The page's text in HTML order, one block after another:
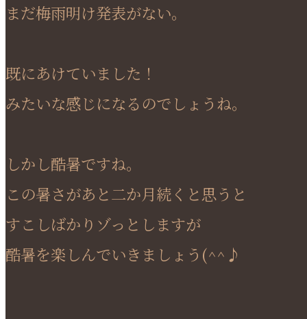
まだ梅雨明け発表がない。
既にあけていました！
みたいな感じになるのでしょうね。
しかし酷暑ですね。
この暑さがあと二か月続くと思うと
すこしばかりゾっとしますが
酷暑を楽しんでいきましょう(^^♪